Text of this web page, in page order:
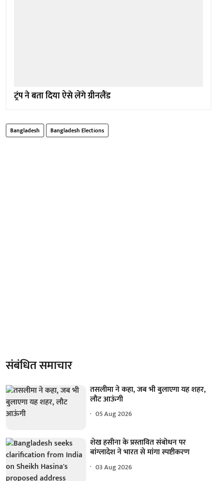
ट्रंप ने बता दिया ऐसे लेंगे ग्रीनलैंड
Bangladesh Bangladesh Elections
संबंधित समाचार
तसलीमा ने कहा, जब भी बुलाएगा यह शहर,
लौट आऊंगी
05 Aug 2026
शेख हसीना के प्रस्तावित संबोधन पर
बांग्लादेश ने भारत से मांगा स्पष्टीकरण
03 Aug 2026